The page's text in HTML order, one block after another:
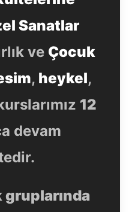
Sanatlar
ve Çocuk
, heykel,
12
devam